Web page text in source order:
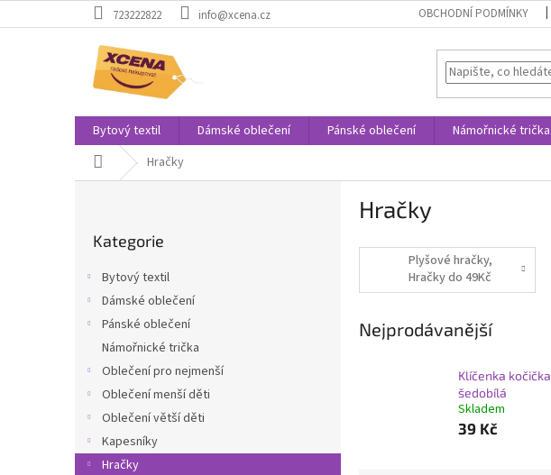
na
723222822 info@xcena.cz OBCHODNÍ PODMÍNKY
Bytový textil Dámské oblečení Pánské oblečení Námořnické trička
Domů Hračky
l
kategorie
Kategorie
Bytový textil
Dámské oblečení
Pánské oblečení
Námořnické trička
Oblečení pro nejmenší
Oblečení menší děti
Oblečení větší děti
Kapesníky
Hračky
Hračky
Plyšové hračky,
Hračky do 49Kč
Nejprodávanější
Klíčenka kočička
šedobílá
Skladem
39 Kč